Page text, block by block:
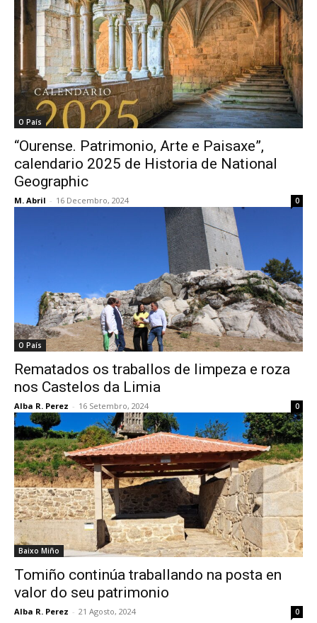
O País
“Ourense. Patrimonio, Arte e Paisaxe”,
calendario 2025 de Historia de National
Geographic
M. Abril - 16 Decembro, 2024 0
O País
Rematados os traballos de limpeza e roza
nos Castelos da Limia
Alba R. Perez - 16 Setembro, 2024 0
Baixo Miño
Tomiño continúa traballando na posta en
valor do seu patrimonio
Alba R. Perez - 21 Agosto, 2024 0